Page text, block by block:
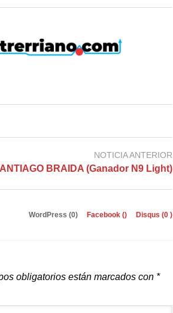
NOTICIA ANTERIOR
BRAIDA (Ganador N9 Light)
WordPress (0) Facebook () Disqus (0 )
obligatorios están marcados con *